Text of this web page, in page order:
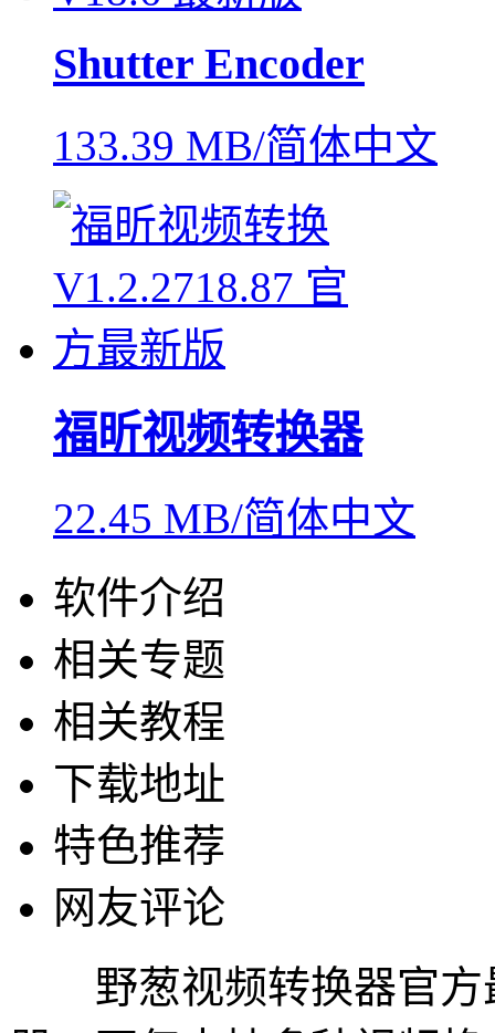
Shutter Encoder
133.39 MB/简体中文
福昕视频转换器
22.45 MB/简体中文
软件介绍
相关专题
相关教程
下载地址
特色推荐
网友评论
野葱视频转换器官方